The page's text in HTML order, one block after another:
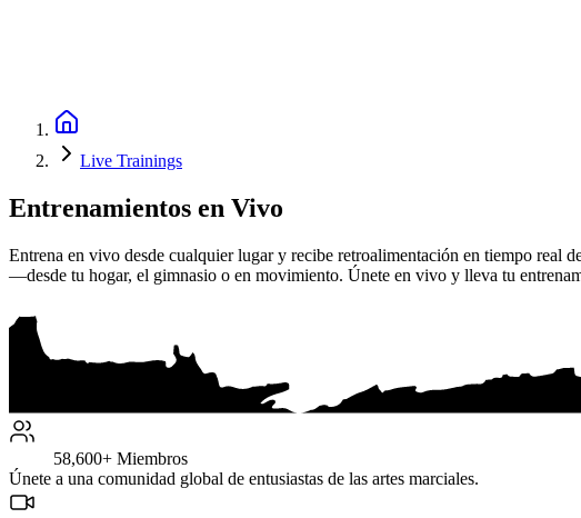
Live Trainings
Entrenamientos en Vivo
Entrena en vivo desde cualquier lugar y recibe retroalimentación en tiempo real
—desde tu hogar, el gimnasio o en movimiento. Únete en vivo y lleva tu
58,600+ Miembros
Únete a una comunidad global de entusiastas de las artes marciales.